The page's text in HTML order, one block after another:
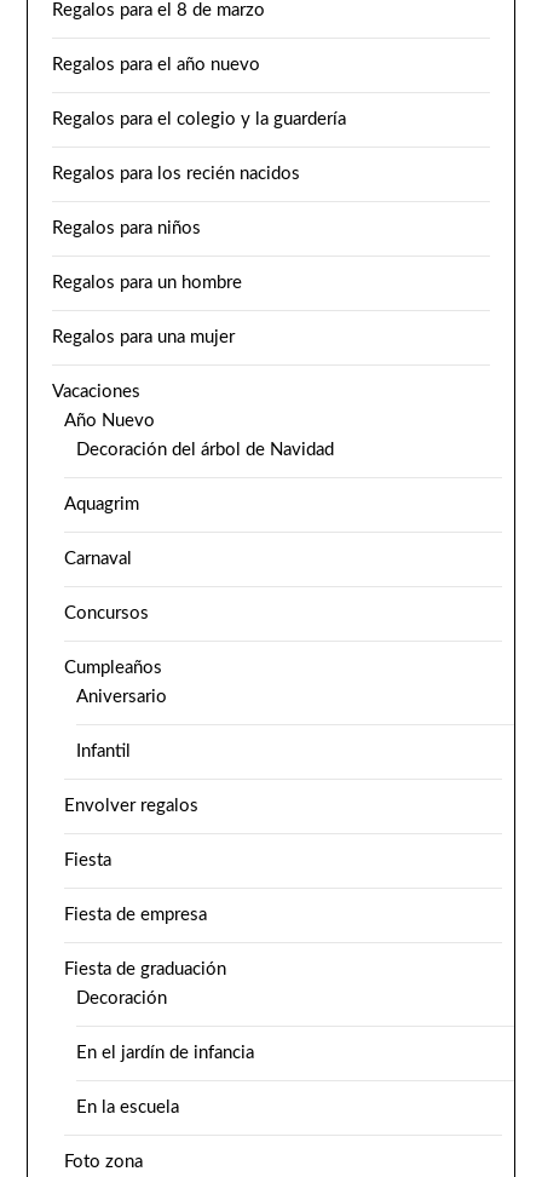
Regalos para el 8 de marzo
Regalos para el año nuevo
Regalos para el colegio y la guardería
Regalos para los recién nacidos
Regalos para niños
Regalos para un hombre
Regalos para una mujer
Vacaciones
Año Nuevo
Decoración del árbol de Navidad
Aquagrim
Carnaval
Concursos
Cumpleaños
Aniversario
Infantil
Envolver regalos
Fiesta
Fiesta de empresa
Fiesta de graduación
Decoración
En el jardín de infancia
En la escuela
Foto zona